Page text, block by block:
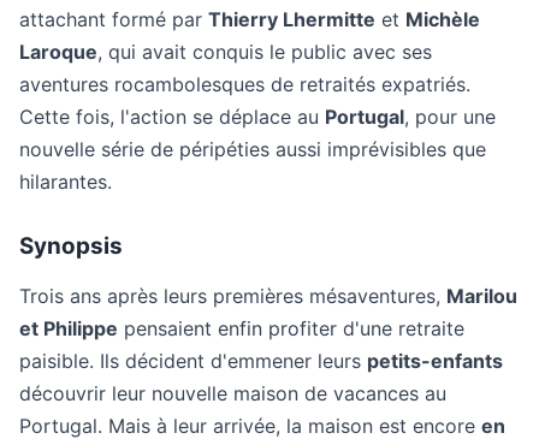
attachant formé par Thierry Lhermitte et Michèle
Laroque, qui avait conquis le public avec ses
aventures rocambolesques de retraités expatriés.
Cette fois, l'action se déplace au Portugal, pour une
nouvelle série de péripéties aussi imprévisibles que
hilarantes.
Synopsis
Trois ans après leurs premières mésaventures, Marilou
et Philippe pensaient enfin profiter d'une retraite
paisible. Ils décident d'emmener leurs petits-enfants
découvrir leur nouvelle maison de vacances au
Portugal. Mais à leur arrivée, la maison est encore en